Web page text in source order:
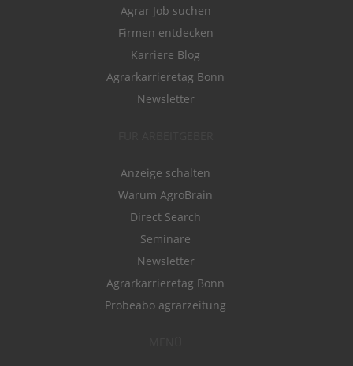
Agrar Job suchen
Firmen entdecken
Karriere Blog
Agrarkarrieretag Bonn
Newsletter
Anzeige schalten
Warum AgroBrain
Direct Search
Seminare
Newsletter
Agrarkarrieretag Bonn
Probeabo agrarzeitung